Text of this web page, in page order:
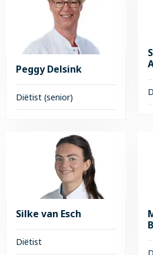
Stephanie
Crooymans
Peggy Delsink
Diëtist (senior)
Silke van Esch
Diëtist